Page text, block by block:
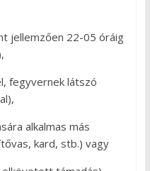
jellemzően 22-05 óráig
fegyvernek látszó
alkalmas más
kard, stb.) vagy